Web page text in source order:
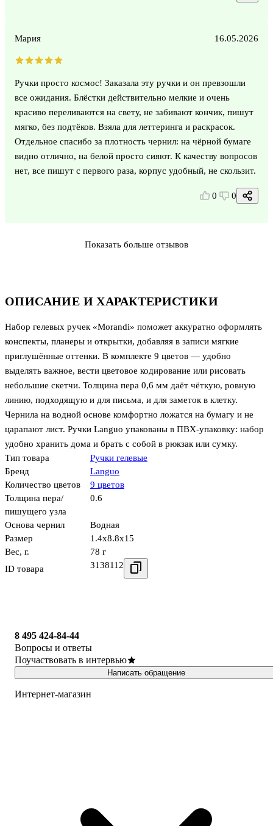
ОПИСАНИЕ И ХАРАКТЕРИСТИКИ
Набор гелевых ручек «Morandi» поможет аккуратно оформлять
конспекты, планеры и открытки, добавляя в записи мягкие
приглушённые оттенки. В комплекте 9 цветов — удобно
выделять важное, вести цветовое кодирование или рисовать
небольшие скетчи. Толщина пера 0,6 мм даёт чёткую, ровную
линию, подходящую и для письма, и для заметок в клетку.
Чернила на водной основе комфортно ложатся на бумагу и не
царапают лист. Ручки Languo упакованы в ПВХ-упаковку: набор
удобно хранить дома и брать с собой в рюкзак или сумку.
Тип товара
Ручки гелевые
Бренд
Languo
Количество цветов
9 цветов
Толщина пера/
пишущего узла
0.6
Основа чернил
Водная
Размер
1.4x8.8x15
Вес, г.
78 г
ID товара
3138112
Мария 16.05.2026
Ручки просто космос! Заказала эту ручки и он превзошли
все ожидания. Блёстки действительно мелкие и очень
красиво переливаются на свету, не забивают кончик, пишут
мягко, без подтёков. Взяла для леттеринга и раскрасок.
Отдельное спасибо за плотность чернил: на чёрной бумаге
видно отлично, на белой просто сияют. К качеству вопросов
нет, все пишут с первого раза, корпус удобный, не скользит.
0 0
Показать больше отзывов
8 495 424-84-44
Вопросы и ответы
Поучаствовать в интервью
Написать обращение
Интернет-магазин